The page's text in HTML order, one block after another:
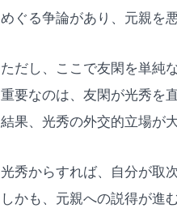
めぐる争論があり、元親を
ただし、ここで友閑を単純
重要なのは、友閑が光秀を
結果、光秀の外交的立場が
光秀からすれば、自分が取
しかも、元親への説得が進